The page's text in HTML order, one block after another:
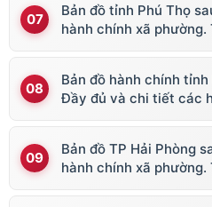
Bản đồ tỉnh Phú Thọ
hành chính xã
Bản đồ hành chính
Đầy đủ và chi tiết các
Bản đồ TP Hải Phòng
hành chính xã